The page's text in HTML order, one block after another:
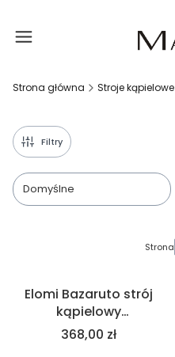
Strona główna Stroje kąpielowe
Filtry
Domyślne
Strona
Elomi Bazaruto strój
kąpielowy
jednoczęściowy, czarny
368,00 zł